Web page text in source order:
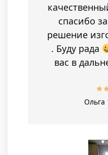
спасибо
решение
. Буду рада
вас в
Ольга